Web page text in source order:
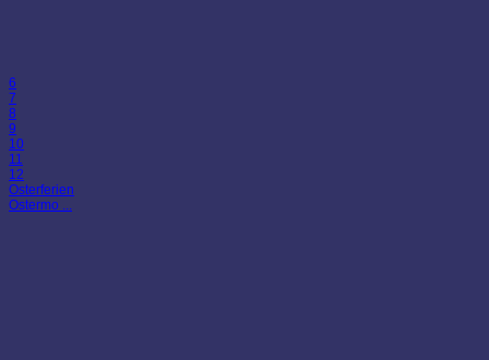
6
7
8
9
10
11
12
Osterferien
Ostermo ...